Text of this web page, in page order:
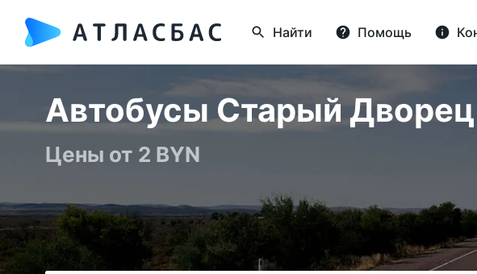
Найти Помощь
Автобусы Старый Дворец
Цены от 2 BYN